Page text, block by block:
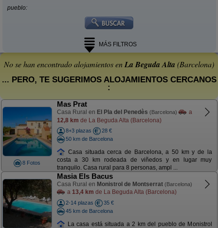
pueblo:
MÁS FILTROS
No se han encontrado alojamientos enLa Beguda Alta (Barcelona)
... PERO, TE SUGERIMOS ALOJAMIENTOS CERCANOS
:
8 Fotos
Mas Prat
Casa Rural en El Pla del Penedès (Barcelona)
a
12,8 km de La Beguda Alta (Barcelona)
8+3 plazas
28 €
50 km de Barcelona
Casa situada cerca de Barcelona, a 50 km y de la
costa a 30 km rodeada de viñedos y en lugar muy
tranquilo. Casa rural para 8 personas, ampl ...
Masia Els Bacus
Casa Rural en Monistrol de Montserrat (Barcelona)
a 13,4 km de La Beguda Alta (Barcelona)
2-14 plazas
35 €
45 km de Barcelona
La casa está situada a 2 km del pueblo de Monistrol